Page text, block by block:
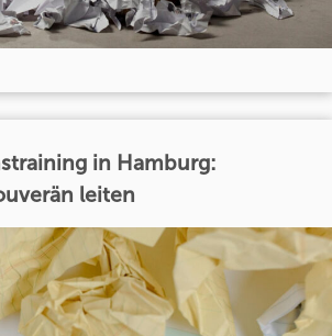
in Hamburg:
leiten